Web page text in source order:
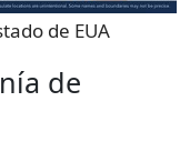
de EUA
de